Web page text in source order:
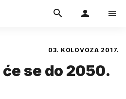
03. KOLOVOZA 2017.
se do 2050.